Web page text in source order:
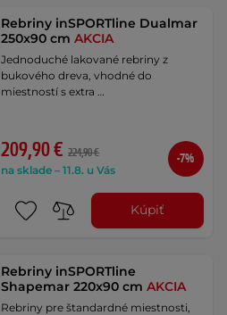
Rebriny inSPORTline Dualmar
250x90 cmAKCIA
Jednoduché lakované rebriny z
bukového dreva, vhodné do
miestností s extra …
209,90 € 224,90 €
na sklade – 11.8. u Vás
-7%
Kúpiť
Rebriny inSPORTline
Shapemar 220x90 cmAKCIA
Rebriny pre štandardné miestnosti,